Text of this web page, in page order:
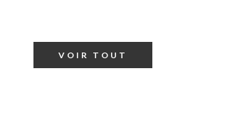
VOIR TOUT